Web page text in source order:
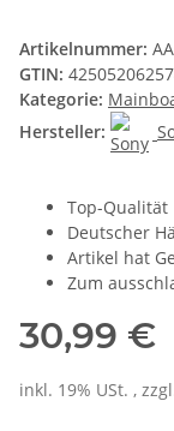
Artikelnummer:
GTIN:
Kategorie:
Hersteller:
Top-Qualität
Deutscher
Artikel hat
Zum
30,99 €
inkl. 19% USt. ,